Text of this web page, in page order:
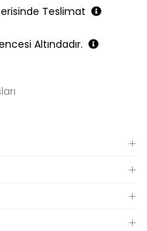
Teslimat
Altındadır.